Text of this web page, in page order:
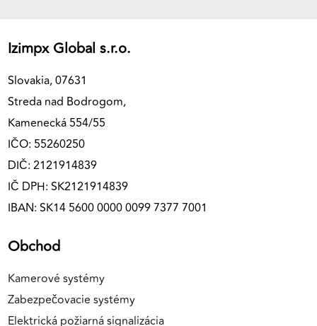
Izimpx Global s.r.o.
Slovakia, 07631
Streda nad Bodrogom,
Kamenecká 554/55
IČO: 55260250
DIČ: 2121914839
IČ DPH: SK2121914839
IBAN: SK14 5600 0000 0099 7377 7001
Obchod
Kamerové systémy
Zabezpečovacie systémy
Elektrická požiarná signalizácia